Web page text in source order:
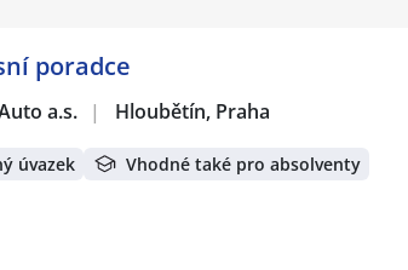
poradce
a.s. | Hloubětín, Praha
úvazek Vhodné také pro absolventy